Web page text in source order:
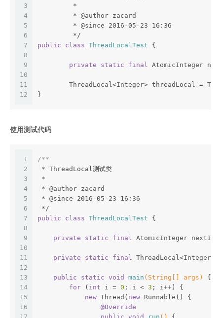
3
4
5
6
7
8
9
10
11
12
	 *
	 *
@author zacard
	 *
@since 2016-05-23 16:36
	 */
public
class ThreadLocalTest {
private static final AtomicInteger
ThreadLocal<Integer> threadLocal =
}
使用测试代码
1
2
3
4
5
6
7
8
9
10
11
12
13
14
15
16
/**
* ThreadLocal测试类
*
* @author zacard
* @since 2016-05-23 16:36
*/
public
class ThreadLocalTest {
private static final AtomicInteger nextId
private static final
public static void main (String[] args)
{
for ( int i = 0 ; i < 3 ; i++) {
new Thread( new Runnable() {
@Override